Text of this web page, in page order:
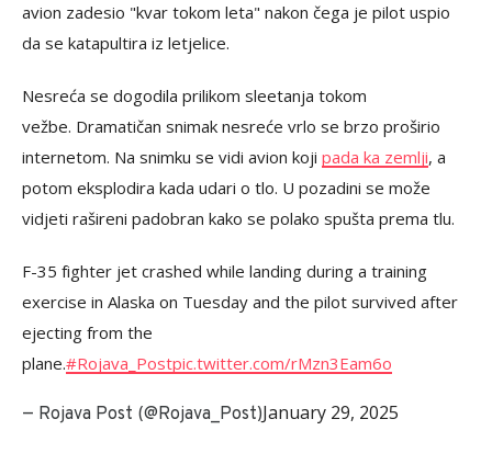
avion zadesio "kvar tokom leta" nakon čega je pilot uspio
da se katapultira iz letjelice.
Nesreća se dogodila prilikom sleetanja tokom
vežbe. Dramatičan snimak nesreće vrlo se brzo proširio
internetom. Na snimku se vidi avion koji pada ka zemlji, a
potom eksplodira kada udari o tlo. U pozadini se može
vidjeti rašireni padobran kako se polako spušta prema tlu.
F-35 fighter jet crashed while landing during a training
exercise in Alaska on Tuesday and the pilot survived after
ejecting from the
plane.#Rojava_Postpic.twitter.com/rMzn3Eam6o
— Rojava Post (@Rojava_Post)January 29, 2025